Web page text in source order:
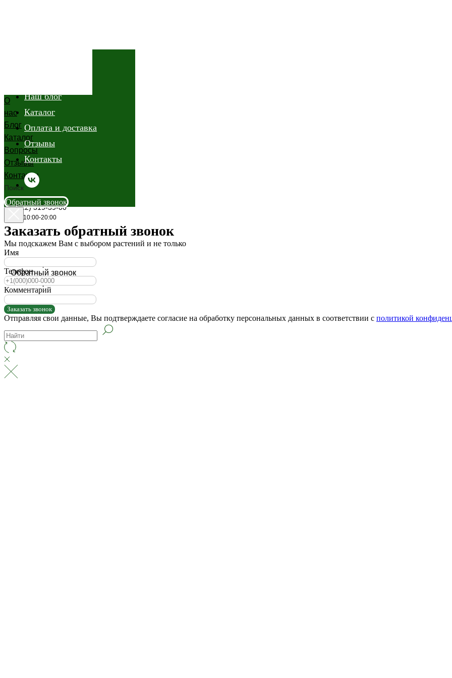
О
нас
Блог
Каталог
Вопросы
Отзывы
Контакты
Поиск
+7 (812) 319-39-00
Пн-вс: 10:00-20:00
Обратный звонок
Наш блог
Каталог
Оплата и доставка
Отзывы
Контакты
Обратный звонок
Заказать обратный звонок
Мы подскажем Вам с выбором растений и не только
Имя
Телефон
Комментарий
Заказать звонок
Отправляя свои данные, Вы подтверждаете согласие на обработку персональных данных в соответствии с политикой